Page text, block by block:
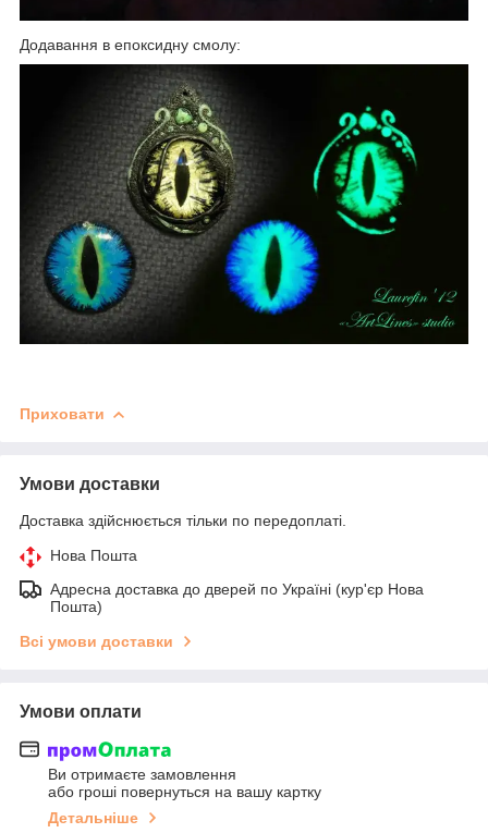
Додавання в епоксидну смолу:
Приховати
Умови доставки
Доставка здійснюється тільки по передоплаті.
Нова Пошта
Адресна доставка до дверей по Україні (кур'єр Нова
Пошта)
Всі умови доставки
Умови оплати
Ви отримаєте замовлення
або гроші повернуться на вашу картку
Детальніше